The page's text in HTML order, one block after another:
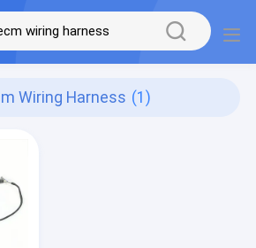
Wiring Harness (1)